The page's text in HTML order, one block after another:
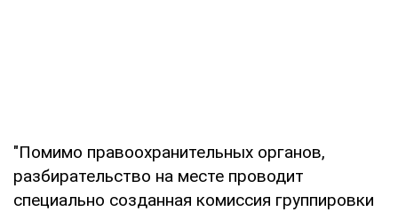
"Помимо правоохранительных органов,
разбирательство на месте проводит
специально созданная комиссия группировки